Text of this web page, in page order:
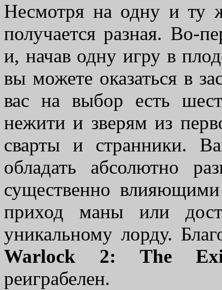
Несмотря на одну и ту
получается разная. Во-
и, начав одну игру в
вы можете оказаться в
вас на выбор есть
нежити и зверям из
сварты и странники.
обладать абсолютно
существенно
приход маны или
уникальному лорду.
Warlock 2: The
реиграбелен.